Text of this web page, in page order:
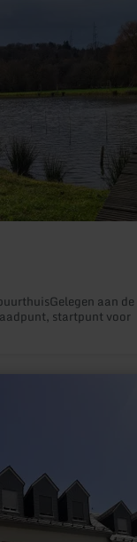
aan de
startpunt voor